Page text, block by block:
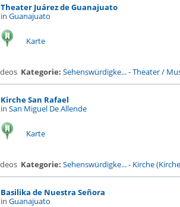
Theater Juárez de Guanajuato
in Guanajuato
Karte
Kategorie: Sehenswürdigke...-Theater /
Kirche San Rafael
in San Miguel De Allende
Karte
Kategorie: Sehenswürdigke...- Kirche
Basilika de Nuestra Señora
in Guanajuato